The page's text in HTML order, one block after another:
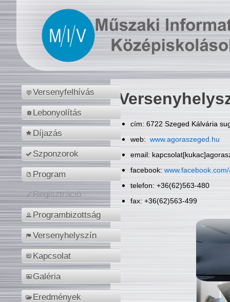
Versenyfelhívás
Lebonyolítás
Díjazás
Szponzorok
Program
Regisztráció
Programbizottság
Versenyhelyszín
Kapcsolat
Galéria
Eredmények
cím: 6722 Szeged Kálvária
web: www.agoraszeged.hu
email:
facebook:
telefon: +36(62)563-480
fax: +36(62)563-499